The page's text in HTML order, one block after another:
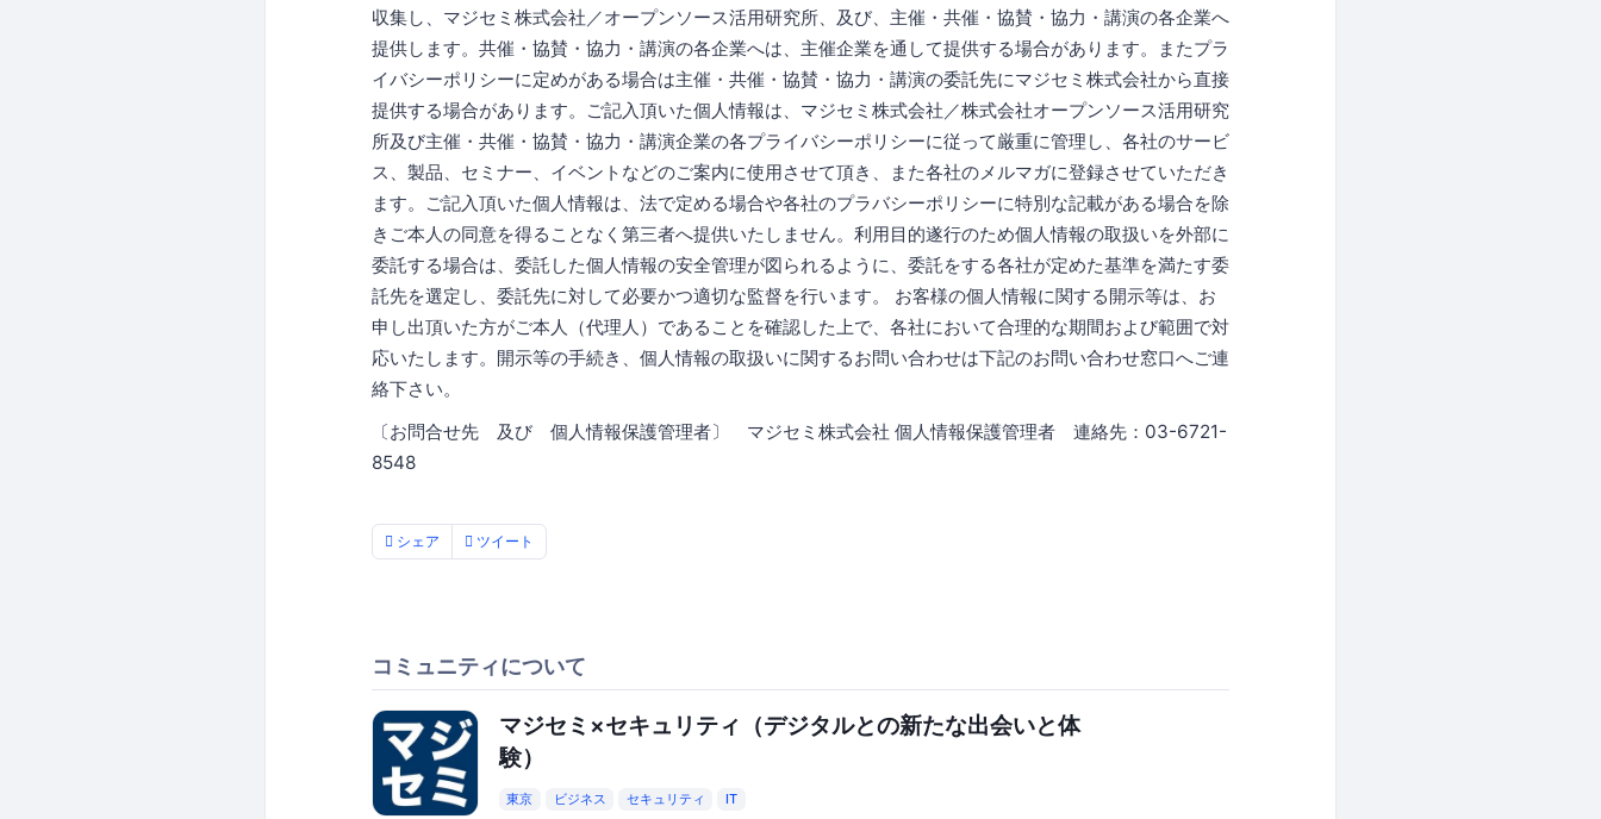
収集し、マジセミ株式会社／オープンソース活用研究所、及び、主催・共催・協賛・協力・講演の各企業へ
提供します。共催・協賛・協力・講演の各企業へは、主催企業を通して提供する場合があります。またプラ
イバシーポリシーに定めがある場合は主催・共催・協賛・協力・講演の委託先にマジセミ株式会社から直接
提供する場合があります。ご記入頂いた個人情報は、マジセミ株式会社／株式会社オープンソース活用研究
所及び主催・共催・協賛・協力・講演企業の各プライバシーポリシーに従って厳重に管理し、各社のサービ
ス、製品、セミナー、イベントなどのご案内に使用させて頂き、また各社のメルマガに登録させていただき
ます。ご記入頂いた個人情報は、法で定める場合や各社のプラバシーポリシーに特別な記載がある場合を除
きご本人の同意を得ることなく第三者へ提供いたしません。利用目的遂行のため個人情報の取扱いを外部に
委託する場合は、委託した個人情報の安全管理が図られるように、委託をする各社が定めた基準を満たす委
託先を選定し、委託先に対して必要かつ適切な監督を行います。 お客様の個人情報に関する開示等は、お
申し出頂いた方がご本人（代理人）であることを確認した上で、各社において合理的な期間および範囲で対
応いたします。開示等の手続き、個人情報の取扱いに関するお問い合わせは下記のお問い合わせ窓口へご連
絡下さい。
〔お問合せ先 及び 個人情報保護管理者〕 マジセミ株式会社 個人情報保護管理者 連絡先：03-6721-
8548
シェア ツイート
コミュニティについて
マジセミ×セキュリティ（デジタルとの新たな出会いと体
験）
東京 ビジネス セキュリティ IT